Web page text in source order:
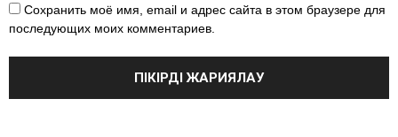
Сохранить моё имя, email и адрес сайта в этом браузере для
последующих моих комментариев.